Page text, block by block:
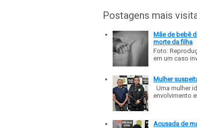
Postagens mais
Mãe de bebê
morte da filha
Foto:
em um caso
Mulher
Uma mulher
envolvimento
Acusada de